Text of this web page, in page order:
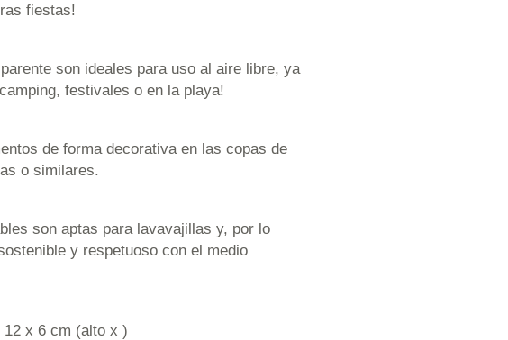
fiestas!
son ideales para uso al aire libre, ya
festivales o en la playa!
de forma decorativa en las copas de
o similares.
son aptas para lavavajillas y, por lo
y respetuoso con el medio
12 x 6 cm (alto x )